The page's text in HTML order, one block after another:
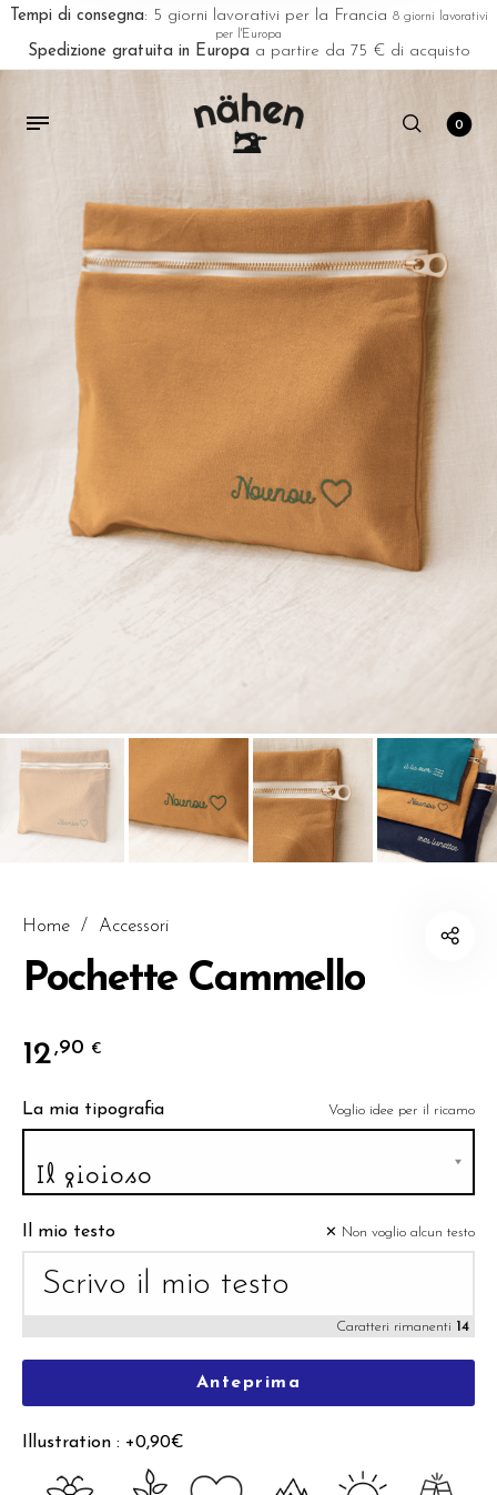
Tempi di consegna: 5 giorni lavorativi per la Francia 8 giorni lavorativi
per l'Europa
Spedizione gratuita in Europa a partire da 75 € di acquisto
0
Home / Accessori
Pochette Cammello
12,90 €
La mia tipografia Voglio idee per il ricamo
Il mio testo ✕ Non voglio alcun testo
Caratteri rimanenti 14
Anteprima
Illustration : +0,90€